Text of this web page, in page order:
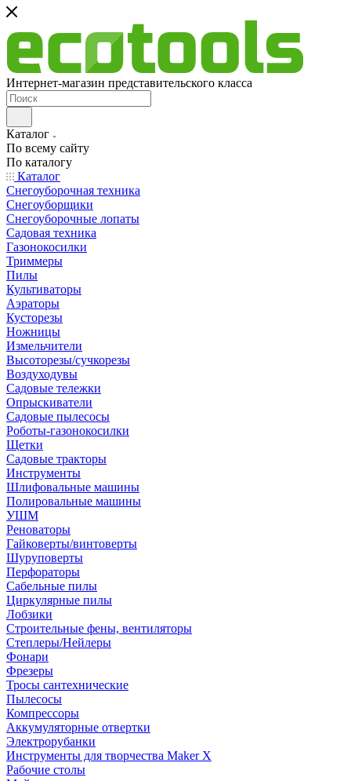
Интернет-магазин представительского класса
Каталог
По всему сайту
По каталогу
Каталог
Снегоуборочная техника
Снегоуборщики
Снегоуборочные лопаты
Садовая техника
Газонокосилки
Триммеры
Пилы
Культиваторы
Аэраторы
Кусторезы
Ножницы
Измельчители
Высоторезы/сучкорезы
Воздуходувы
Садовые тележки
Опрыскиватели
Садовые пылесосы
Роботы-газонокосилки
Щетки
Садовые тракторы
Инструменты
Шлифовальные машины
Полировальные машины
УШМ
Реноваторы
Гайковерты/винтоверты
Шуруповерты
Перфораторы
Сабельные пилы
Циркулярные пилы
Лобзики
Строительные фены, вентиляторы
Степлеры/Нейлеры
Фонари
Фрезеры
Тросы сантехнические
Пылесосы
Компрессоры
Аккумуляторные отвертки
Электрорубанки
Инструменты для творчества Maker X
Рабочие столы